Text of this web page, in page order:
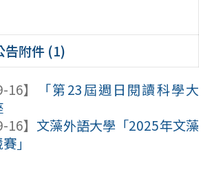
告附件 (1)
16】
「第23屆週日閱讀科學大
16】 文藻外語大學「2025年文藻
」